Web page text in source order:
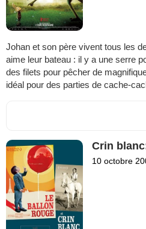
Johan et son père vivent tous les
aime leur bateau : il y a une serre
des filets pour pêcher de
idéal pour des parties de cache-
Crin
10 octobre